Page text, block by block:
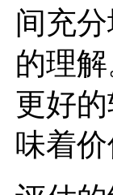
间充
的理
更好
味着价